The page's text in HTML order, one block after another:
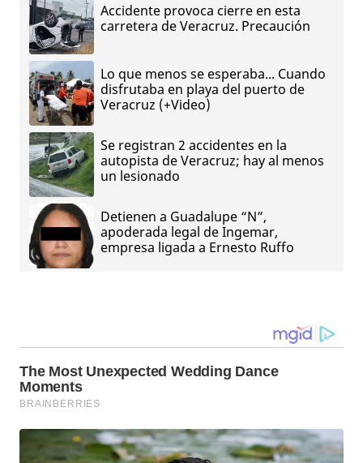
Accidente provoca cierre en esta
carretera de Veracruz. Precaución
Lo que menos se esperaba... Cuando
disfrutaba en playa del puerto de
Veracruz (+Video)
Se registran 2 accidentes en la
autopista de Veracruz; hay al menos
un lesionado
Detienen a Guadalupe “N”,
apoderada legal de Ingemar,
empresa ligada a Ernesto Ruffo